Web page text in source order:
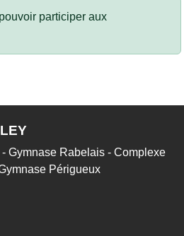
participer aux
Gymnase Rabelais - Complexe
Périgueux